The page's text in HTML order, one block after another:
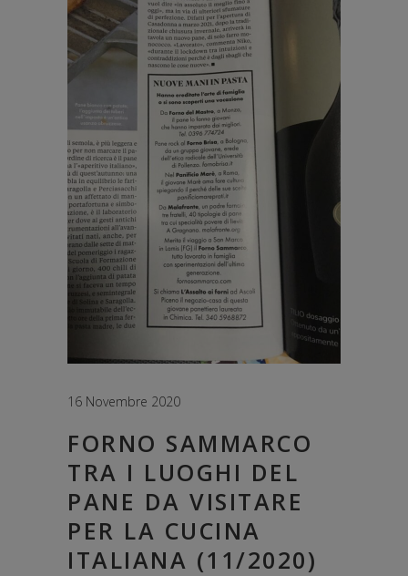
16 Novembre 2020
FORNO SAMMARCO
TRA I LUOGHI DEL
PANE DA VISITARE
PER LA CUCINA
ITALIANA (11/2020)